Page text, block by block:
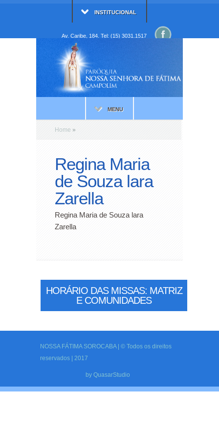
INSTITUCIONAL
Av. Caribe, 184. Tel: (15) 3031.1517
MENU
Home »
Regina Maria
de Souza lara
Zarella
Regina Maria de Souza lara
Zarella
HORÁRIO DAS MISSAS: MATRIZ
E COMUNIDADES
NOSSA FÁTIMA SOROCABA | © Todos os direitos
reservados | 2017
by QuasarStudio